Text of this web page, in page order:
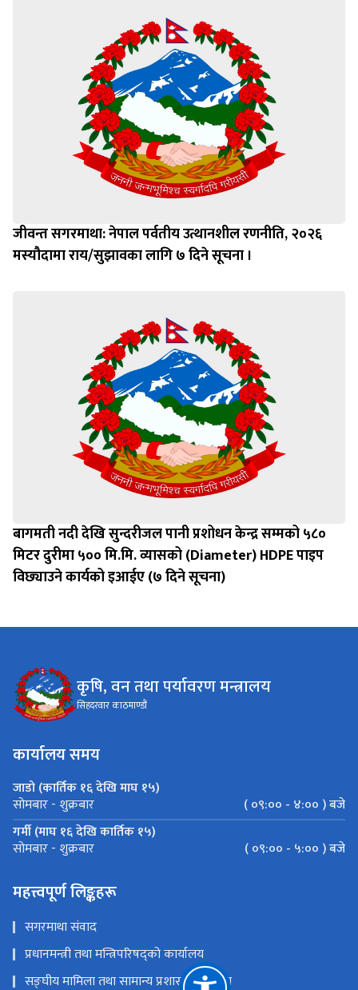
जीवन्त सगरमाथा: नेपाल पर्वतीय उत्थानशील रणनीति, २०२६
मस्यौदामा राय/सुझावका लागि ७ दिने सूचना ।
बागमती नदी देखि सुन्दरीजल पानी प्रशोधन केन्द्र सम्मको ५८०
मिटर दुरीमा ५०० मि.मि. व्यासको (Diameter) HDPE पाइप
विछ्याउने कार्यको इआईए (७ दिने सूचना)
कृषि, वन तथा पर्यावरण मन्त्रालय
सिहदरवार काठमाण्डौं
कार्यालय समय
जाडो (कार्तिक १६ देखि माघ १५)
सोमबार - शुक्रबार
( ०९:०० - ४:०० ) बजे
गर्मी (माघ १६ देखि कार्तिक १५)
सोमबार - शुक्रबार ( ०९:०० - ५:०० ) बजे
महत्त्वपूर्ण लिङ्कहरू
सगरमाथा संवाद
प्रधानमन्त्री तथा मन्त्रिपरिषद्को कार्यालय
सङ्‍घीय मामिला तथा सामान्य प्रशासन मन्त्रालय